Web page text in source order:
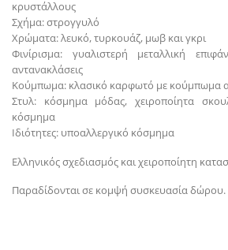
κρυστάλλους
Σχήμα: στρογγυλό
Χρώματα: λευκό, τυρκουάζ, μωβ και γκρι
Φινίρισμα: γυαλιστερή μεταλλική
αντανακλάσεις
Κούμπωμα: κλασικό καρφωτό με κούμπωμα
Στυλ: κόσμημα μόδας, χειροποίητα
κόσμημα
Ιδιότητες: υποαλλεργικό κόσμημα
Ελληνικός σχεδιασμός και χειροποίητη
Παραδίδονται σε κομψή συσκευασία δώρου.